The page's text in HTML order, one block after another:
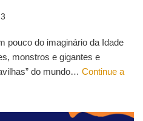
pouco do imaginário da Idade
monstros e gigantes e
do mundo… Continue a